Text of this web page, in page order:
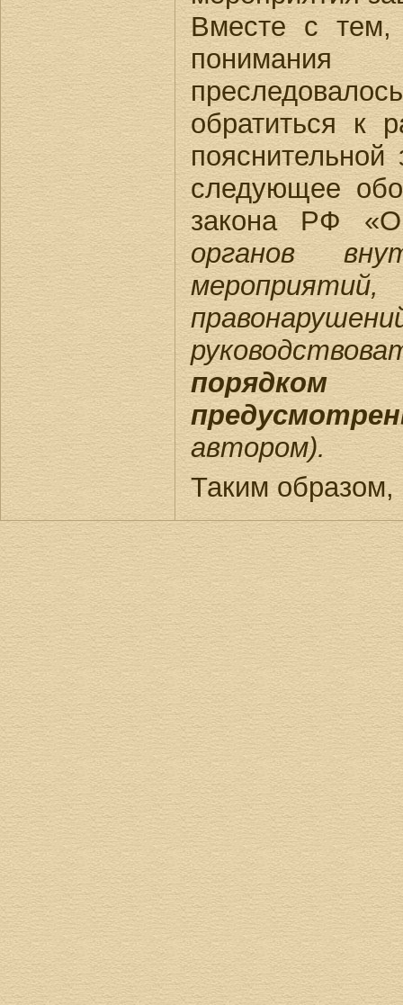
Вместе с тем,
понимания
обратиться к
пояснительной
следующее
закона РФ
органов
порядком
автором).
Таким